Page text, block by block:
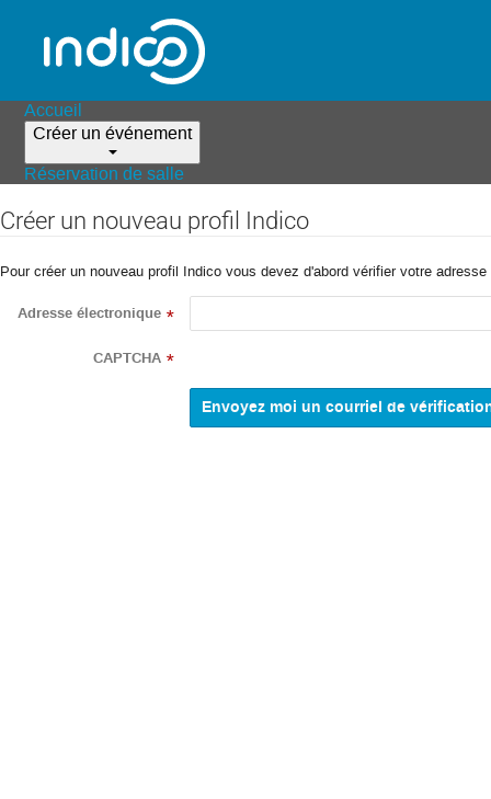
Accueil
Créer un événement
Réservation de salle
Créer un nouveau profil Indico
Pour créer un nouveau profil Indico vous devez d'abord vérifier votre
Adresse électronique *
CAPTCHA *